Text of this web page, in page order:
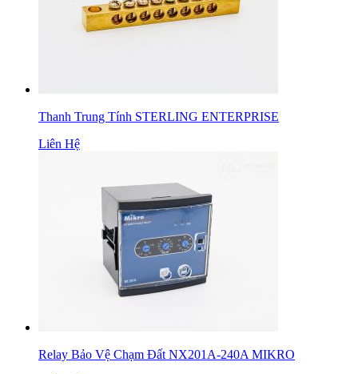
Thanh Trung Tính STERLING ENTERPRISE
Liên Hệ
Relay Bảo Vệ Chạm Đất NX201A-240A MIKRO